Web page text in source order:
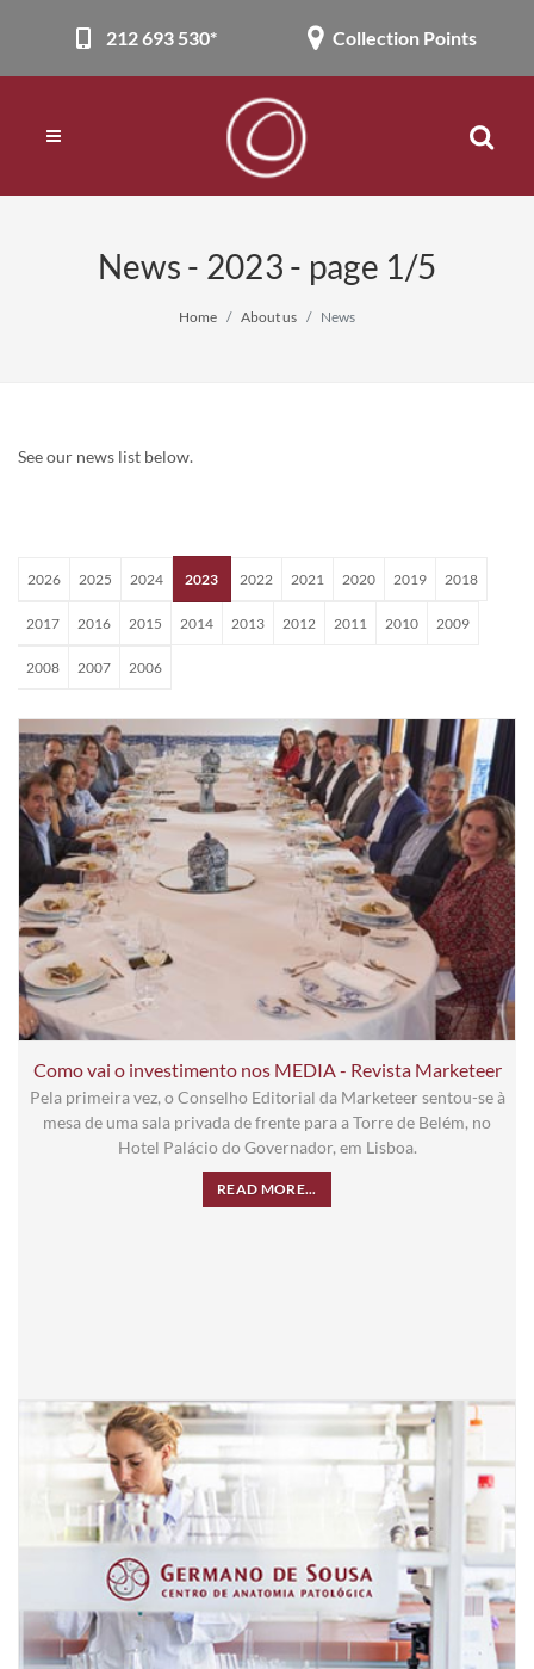
212 693 530* Collection Points
News - 2023 - page 1/5
Home About us News
See our news list below.
2026 2025 2024 2023 2022 2021 2020 2019 2018
2017 2016 2015 2014 2013 2012 2011 2010 2009
2008 2007 2006
Como vai o investimento nos MEDIA - Revista Marketeer
Pela primeira vez, o Conselho Editorial da Marketeer sentou-se à
mesa de uma sala privada de frente para a Torre de Belém, no
Hotel Palácio do Governador, em Lisboa.
READ MORE...